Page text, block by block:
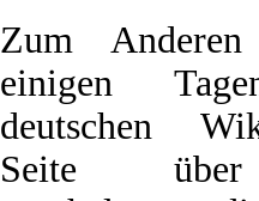
Zum
einigen
deutschen
Seite